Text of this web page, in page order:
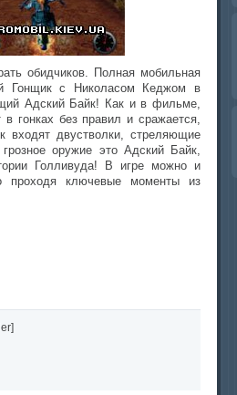
обидчиков. Полная мобильная
Гонщик с Николасом Кеджом в
Адский Байк! Как и в фильме,
гонках без правил и сражается,
входят двустволки, стреляющие
оружие это Адский Байк,
Голливуда! В игре можно и
проходя ключевые моменты из